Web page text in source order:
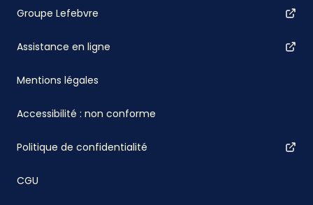
Groupe Lefebvre
Assistance en ligne
Mentions légales
Accessibilité : non conforme
Politique de confidentialité
CGU